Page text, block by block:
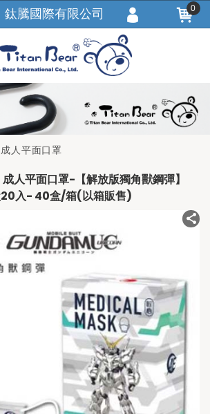
成人平面口罩
成人平面口罩-【解放版獨角獸鋼彈】
入- 40盒/箱(以箱販售)
鈦騰國際有限公司 0
會員註冊
忘記密碼
訂單查詢
追蹤清單
匯款通知